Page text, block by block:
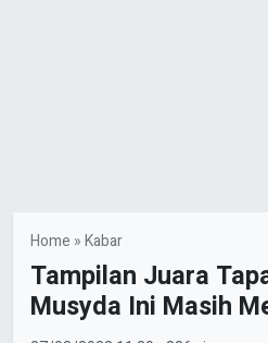
Home »Kabar
Tampilan Juara
Musyda Ini Masih